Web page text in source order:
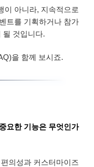
이 아니라, 지속적으로
트를 기획하거나 참가
될 것입니다.
을 함께 보시죠.
요한 기능은 무엇인가
의성과 커스터마이즈